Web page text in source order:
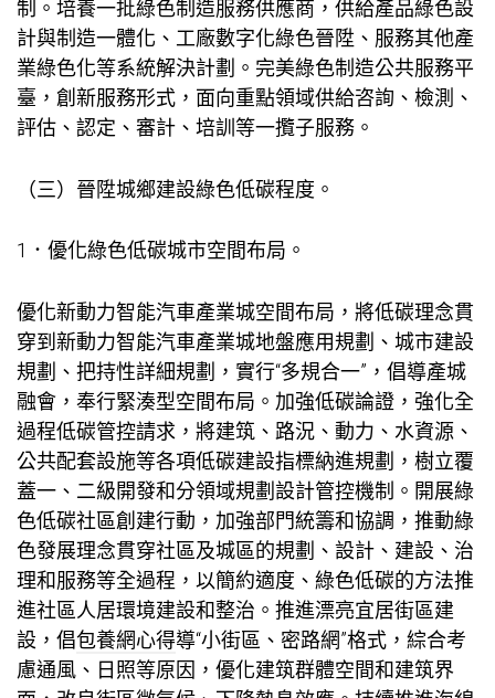
制。培養一批綠色制造服務供應商，供給產品綠色設
計與制造一體化、工廠數字化綠色晉陞、服務其他產
業綠色化等系統解決計劃。完美綠色制造公共服務平
臺，創新服務形式，面向重點領域供給咨詢、檢測、
評估、認定、審計、培訓等一攬子服務。
（三）晉陞城鄉建設綠色低碳程度。
1．優化綠色低碳城市空間布局。
優化新動力智能汽車產業城空間布局，將低碳理念貫
穿到新動力智能汽車產業城地盤應用規劃、城市建設
規劃、把持性詳細規劃，實行“多規合一”，倡導產城
融會，奉行緊湊型空間布局。加強低碳論證，強化全
過程低碳管控請求，將建筑、路況、動力、水資源、
公共配套設施等各項低碳建設指標納進規劃，樹立覆
蓋一、二級開發和分領域規劃設計管控機制。開展綠
色低碳社區創建行動，加強部門統籌和協調，推動綠
色發展理念貫穿社區及城區的規劃、設計、建設、治
理和服務等全過程，以簡約適度、綠色低碳的方法推
進社區人居環境建設和整治。推進漂亮宜居街區建
設，倡包養網心得導“小街區、密路網”格式，綜合考
慮通風、日照等原因，優化建筑群體空間和建筑界